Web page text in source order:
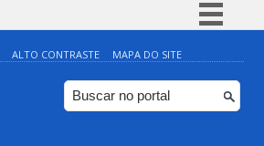
Simplifique!
Comunica BR
Participe
ALTO CONTRASTE MAPA DO SITE